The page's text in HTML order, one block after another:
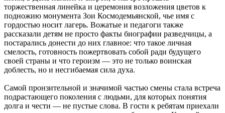
торжественная линейка и церемония возложения цветов к
подножию монумента Зои Космодемьянской, чье имя с
гордостью носит лагерь. Вожатые и педагоги также
рассказали детям не просто факты биографии разведчицы, а
постарались донести до них главное: что такое личная
смелость, готовность пожертвовать собой ради будущего
своей страны и что героизм — это не только воинская
доблесть, но и несгибаемая сила духа.
Самой пронзительной и значимой частью смены стала встреча
подрастающего поколения с людьми, для которых понятия
долга и чести — не пустые слова. В гости к ребятам приехали